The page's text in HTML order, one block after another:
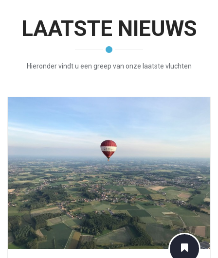
LAATSTE NIEUWS
Hieronder vindt u een greep van onze laatste vluchten